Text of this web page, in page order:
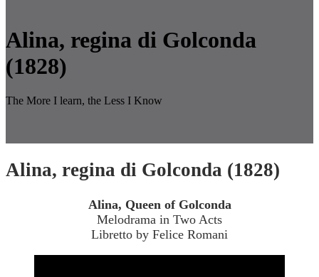
Alina, regina di Golconda
(1828)
The More I learn, the Less I Know
Alina, regina di Golconda (1828)
Alina, Queen of Golconda
Melodrama in Two Acts
Libretto by Felice Romani